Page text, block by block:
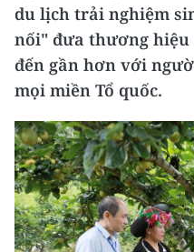
du lịch trải nghiệm
nối" đưa thương hiệu
đến gần hơn với
mọi miền Tổ quốc.